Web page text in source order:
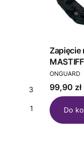
3
1
Zapięcie
PRODUCENT
ONGUARD
Cena
99,90 zł
Do